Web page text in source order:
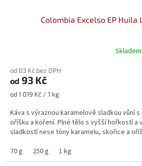
Colombia Excelso EP Huila
od 83 Kč bez DPH
od 93 Kč
Měrná
od 1 019 Kč / 1 kg
Káva s výraznou karamelově sladkou vůní
oříšku a koření. Plné tělo s vyšší hořkostí a
sladkostí nese tóny karamelu, skořice a
70 g
250 g 1 kg